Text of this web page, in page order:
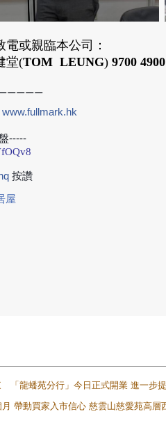
或親臨本公司：
堂(TOM LEUNG) 9700 4900
www.fullmark.hk
-----
按讚
屋
「龍蟠苑分行」今日正式開業 進一步
帶動買家入市信心 慈雲山慈愛苑高層